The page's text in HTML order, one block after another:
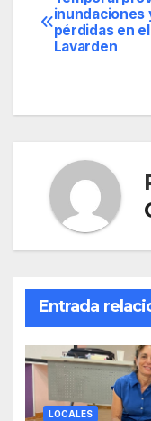
de
inundaciones
pérdidas en
Lavarden
Entrada
LOCALES